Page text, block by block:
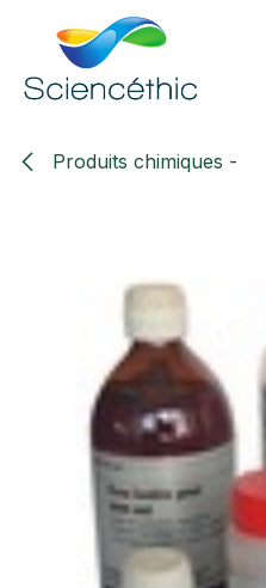
Se rendre au contenu
Produits chimiques -